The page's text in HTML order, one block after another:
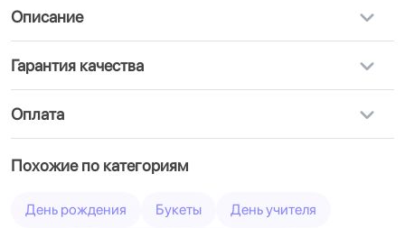
Описание
Гарантия качества
Оплата
Похожие по категориям
День рождения Букеты День учителя